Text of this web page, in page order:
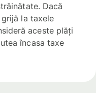
Dacă
la taxele
aceste plăți
încasa taxe